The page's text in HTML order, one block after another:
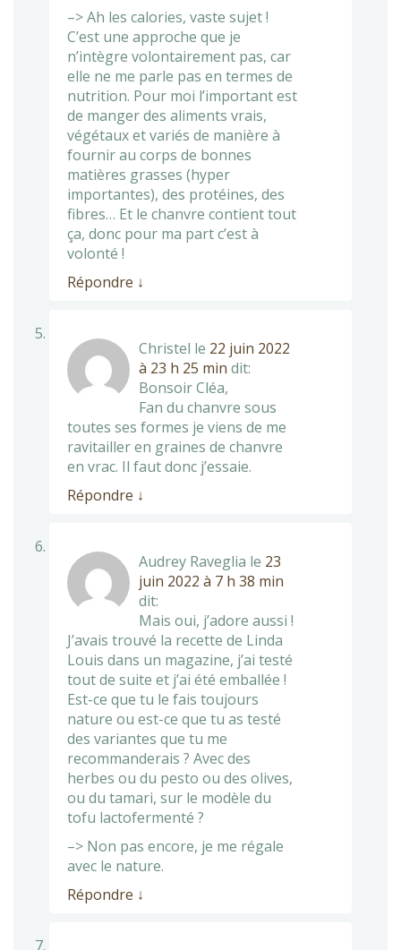
–> Ah les calories, vaste sujet !
C’est une approche que je
n’intègre volontairement pas, car
elle ne me parle pas en termes de
nutrition. Pour moi l’important est
de manger des aliments vrais,
végétaux et variés de manière à
fournir au corps de bonnes
matières grasses (hyper
importantes), des protéines, des
fibres… Et le chanvre contient tout
ça, donc pour ma part c’est à
volonté !
Répondre ↓
Christel le 22 juin 2022
à 23 h 25 min dit:
Bonsoir Cléa,
Fan du chanvre sous
toutes ses formes je viens de me
ravitailler en graines de chanvre
en vrac. Il faut donc j’essaie.
Répondre ↓
Audrey Raveglia le 23
juin 2022 à 7 h 38 min
dit:
Mais oui, j’adore aussi !
J’avais trouvé la recette de Linda
Louis dans un magazine, j’ai testé
tout de suite et j’ai été emballée !
Est-ce que tu le fais toujours
nature ou est-ce que tu as testé
des variantes que tu me
recommanderais ? Avec des
herbes ou du pesto ou des olives,
ou du tamari, sur le modèle du
tofu lactofermenté ?
–> Non pas encore, je me régale
avec le nature.
Répondre ↓